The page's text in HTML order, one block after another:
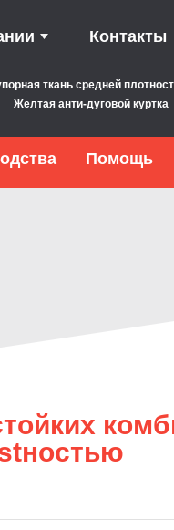
Контакты
ткань средней
Желтая анти-дуговой куртка
Помощь